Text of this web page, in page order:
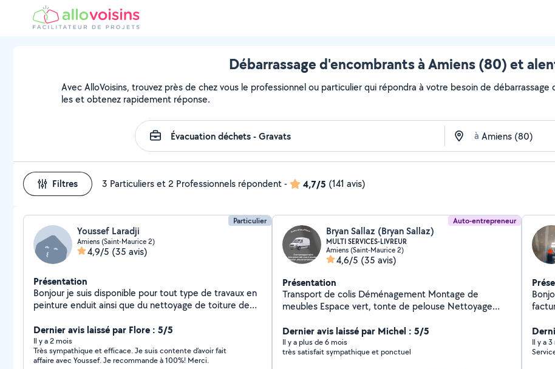
Débarrassage d'encombrants à Amiens (80) et
Avec AlloVoisins, trouvez près de chez vous le professionnel ou particulier qui répondra à votre besoin de
les et obtenez rapidement réponse.
à
Filtres 3 Particuliers et 2 Professionnels répondent- 4,7/5 (141 avis)
Particulier
Youssef Laradji
Amiens (Saint-Maurice 2)
4,9/5 (35 avis)
Présentation
Bonjour je suis disponible pour tout type de travaux en
peinture enduit ainsi que du nettoyage de toiture de
cordialement
Dernier avis laissé par Flore : 5/5
Il y a 2 mois
Très sympathique et efficace. Je suis contente d’avoir fait
affaire avec Youssef. Je recommande à 100%! Merci.
Auto-entrepreneur
Bryan Sallaz (Bryan Sallaz)
MULTI SERVICES-LIVREUR
Amiens (Saint-Maurice 2)
4,6/5 (35 avis)
Présentation
Transport de colis Déménagement Montage de
meubles Espace vert, tonte de pelouse Nettoyage
Dernier avis laissé par Michel : 5/5
Il y a plus de 6 mois
très satisfait sympathique et ponctuel
Il y a